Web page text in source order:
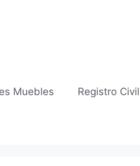
Muebles Registro Civil